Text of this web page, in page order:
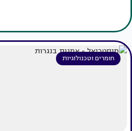
חומרים וטכנולוגיות